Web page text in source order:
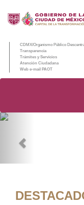
CDMX/Organismo Público
Transparencia
Trámites y Servicios
Atención Ciudadana
Web e-mail PAOT